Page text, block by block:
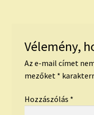
Vélemény,
Az e-mail címet
mezőket *
Hozzászólás *